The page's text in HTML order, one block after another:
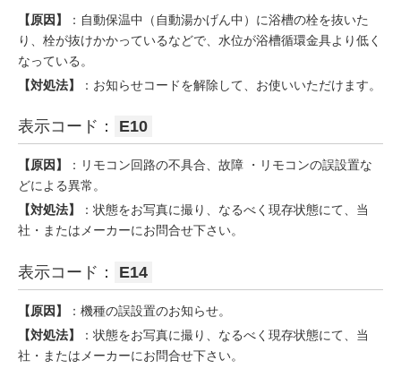
【原因】
：自動保温中（自動湯かげん中）に浴槽の栓を抜いた
り、栓が抜けかかっているなどで、水位が浴槽循環金具より低く
なっている。
【対処法】
：お知らせコードを解除して、お使いいただけます。
表示コード： E10
【原因】
：リモコン回路の不具合、故障 ・リモコンの誤設置な
どによる異常。
【対処法】
：状態をお写真に撮り、なるべく現存状態にて、当
社・またはメーカーにお問合せ下さい。
表示コード： E14
【原因】
：機種の誤設置のお知らせ。
【対処法】
：状態をお写真に撮り、なるべく現存状態にて、当
社・またはメーカーにお問合せ下さい。